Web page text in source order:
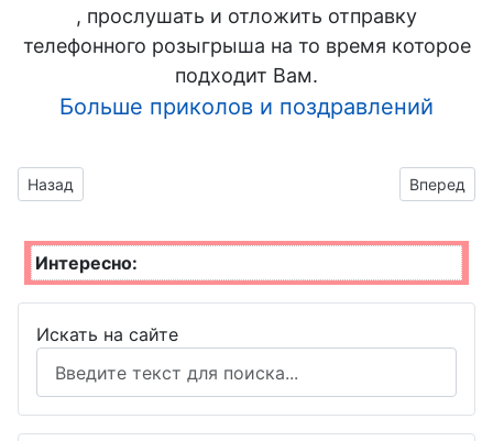
, прослушать и отложить отправку
телефонного розыгрыша на то время которое
подходит Вам.
Больше приколов и поздравлений
Предыдущий материал: День бракосочетания плакат
Назад Вперед
Интересно:
Искать на сайте